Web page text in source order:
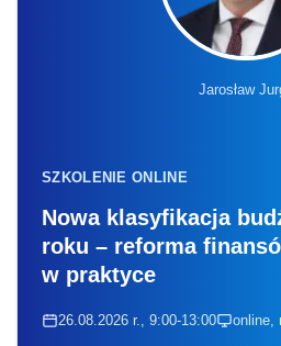
Jarosław
SZKOLENIE ONLINE
Nowa klasyfikacja
roku – reforma
w praktyce
26.08.2026 r., 9:00-13:00 online,